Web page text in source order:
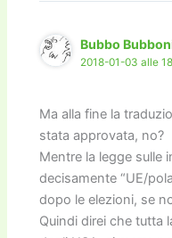
k
Bubbo
2018-01-03 alle
Ma alla fine la
stata approvata, no?
Mentre la legge sulle
decisamente “UE/
dopo le elezioni, se
Quindi direi che tutta